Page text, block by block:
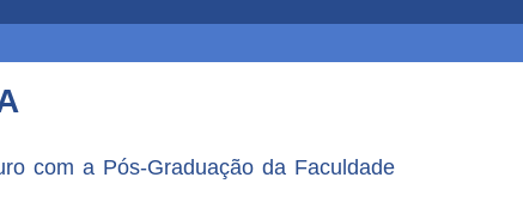
com a Pós-Graduação da Faculdade